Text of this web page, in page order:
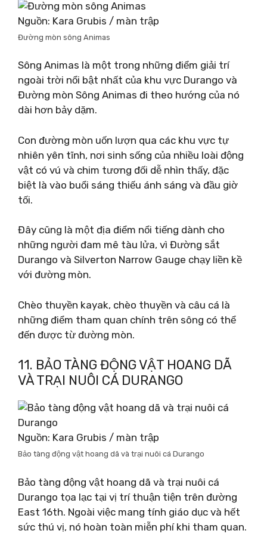
Nguồn: Kara Grubis / màn trập
Đường mòn sông Animas
Sông Animas là một trong những điểm giải trí
ngoài trời nổi bật nhất của khu vực Durango và
Đường mòn Sông Animas đi theo hướng của nó
dài hơn bảy dặm.
Con đường mòn uốn lượn qua các khu vực tự
nhiên yên tĩnh, nơi sinh sống của nhiều loài động
vật có vú và chim tương đối dễ nhìn thấy, đặc
biệt là vào buổi sáng thiếu ánh sáng và đầu giờ
tối.
Đây cũng là một địa điểm nổi tiếng dành cho
những người đam mê tàu lửa, vì Đường sắt
Durango và Silverton Narrow Gauge chạy liền kề
với đường mòn.
Chèo thuyền kayak, chèo thuyền và câu cá là
những điểm tham quan chính trên sông có thể
đến được từ đường mòn.
11. BẢO TÀNG ĐỘNG VẬT HOANG DÃ
VÀ TRẠI NUÔI CÁ DURANGO
Nguồn: Kara Grubis / màn trập
Bảo tàng động vật hoang dã và trại nuôi cá Durango
Bảo tàng động vật hoang dã và trại nuôi cá
Durango tọa lạc tại vị trí thuận tiện trên đường
East 16th. Ngoài việc mang tính giáo dục và hết
sức thú vị, nó hoàn toàn miễn phí khi tham quan.